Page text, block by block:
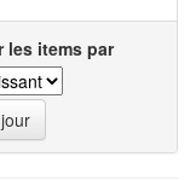
les items par